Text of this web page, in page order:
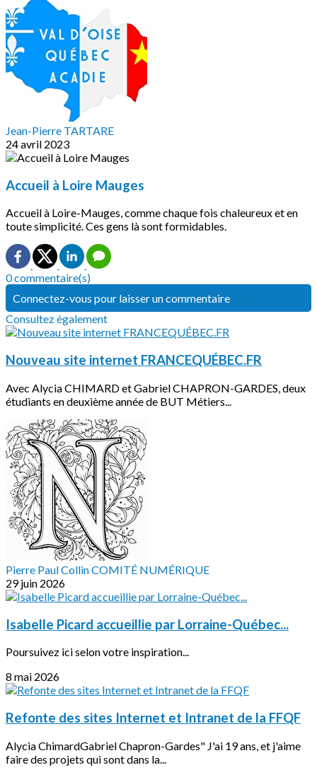
Jean-Pierre TARTARE
24 avril 2023
Accueil à Loire Mauges
Accueil à Loire-Mauges, comme chaque fois chaleureux et en
toute simplicité. Ces gens là sont formidables.
0 commentaire(s)
Connectez-vous pour laisser un commentaire
Consultez également
Nouveau site internet FRANCEQUÉBEC.FR
Avec Alycia CHIMARD et Gabriel CHAPRON-GARDES, deux
étudiants en deuxième année de BUT Métiers...
Pierre Paul Collin COMITÉ NUMÉRIQUE
29 juin 2026
Isabelle Picard accueillie par Lorraine-Québec...
Poursuivez ici selon votre inspiration...
8 mai 2026
Refonte des sites Internet et Intranet de la FFQF
Alycia ChimardGabriel Chapron-Gardes" J'ai 19 ans, et j'aime
faire des projets qui sont dans la...